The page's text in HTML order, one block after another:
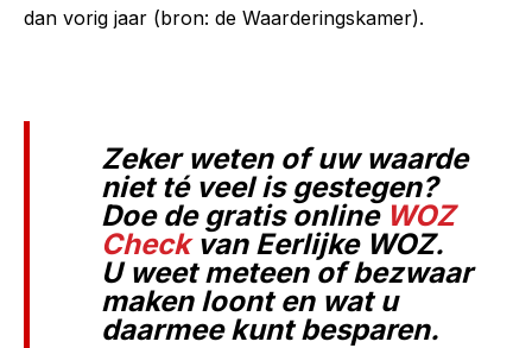
dan vorig jaar (bron: de Waarderingskamer).
Zeker weten of uw waarde
niet té veel is gestegen?
Doe de gratis online WOZ
Checkvan Eerlijke WOZ.
U weet meteen of bezwaar
maken loont en wat u
daarmee kunt besparen.